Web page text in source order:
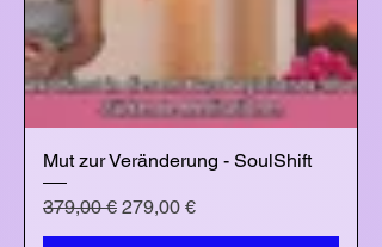
Mut zur Veränderung - SoulShift
Standardpreis
379,00 € Sale-Preis
279,00 €